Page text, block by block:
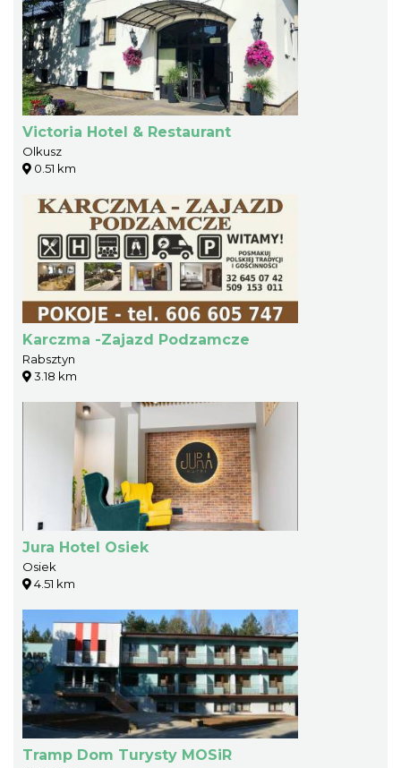
Victoria Hotel & Restaurant
Olkusz
0.51 km
Karczma -Zajazd Podzamcze
Rabsztyn
3.18 km
Jura Hotel Osiek
Osiek
4.51 km
Tramp Dom Turysty MOSiR